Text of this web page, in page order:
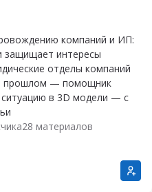
компаний и ИП:
защищает интересы
отделы компаний
прошлом — помощник
ситуацию в 3D модели — с
28 материалов